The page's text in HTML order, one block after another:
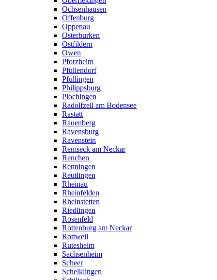
Ochsenhausen
Offenburg
Oppenau
Osterburken
Ostfildern
Owen
Pforzheim
Pfullendorf
Pfullingen
Philippsburg
Plochingen
Radolfzell am Bodensee
Rastatt
Rauenberg
Ravensburg
Ravenstein
Remseck am Neckar
Renchen
Renningen
Reutlingen
Rheinau
Rheinfelden
Rheinstetten
Riedlingen
Rosenfeld
Rottenburg am Neckar
Rottweil
Rutesheim
Sachsenheim
Scheer
Schelklingen